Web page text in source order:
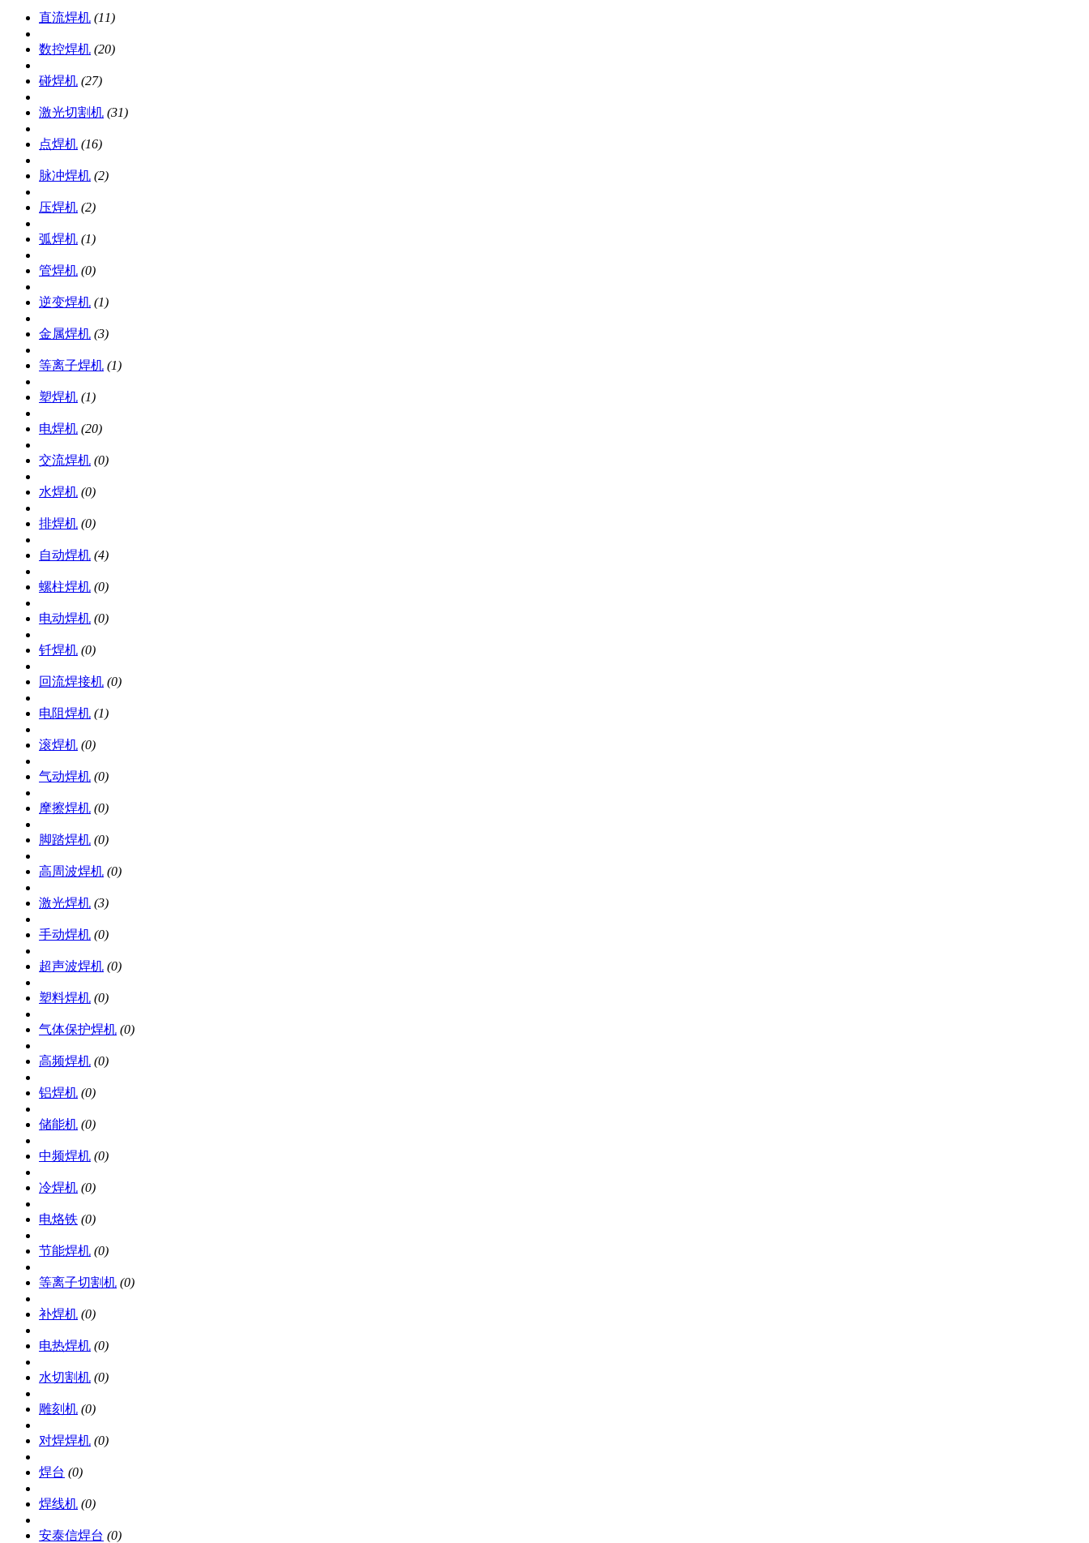
直流焊机 (11)
数控焊机 (20)
碰焊机 (27)
激光切割机 (31)
点焊机 (16)
脉冲焊机 (2)
压焊机 (2)
弧焊机 (1)
管焊机 (0)
逆变焊机 (1)
金属焊机 (3)
等离子焊机 (1)
塑焊机 (1)
电焊机 (20)
交流焊机 (0)
水焊机 (0)
排焊机 (0)
自动焊机 (4)
螺柱焊机 (0)
电动焊机 (0)
钎焊机 (0)
回流焊接机 (0)
电阻焊机 (1)
滚焊机 (0)
气动焊机 (0)
摩擦焊机 (0)
脚踏焊机 (0)
高周波焊机 (0)
激光焊机 (3)
手动焊机 (0)
超声波焊机 (0)
塑料焊机 (0)
气体保护焊机 (0)
高频焊机 (0)
铝焊机 (0)
储能机 (0)
中频焊机 (0)
冷焊机 (0)
电烙铁 (0)
节能焊机 (0)
等离子切割机 (0)
补焊机 (0)
电热焊机 (0)
水切割机 (0)
雕刻机 (0)
对焊焊机 (0)
焊台 (0)
焊线机 (0)
安泰信焊台 (0)